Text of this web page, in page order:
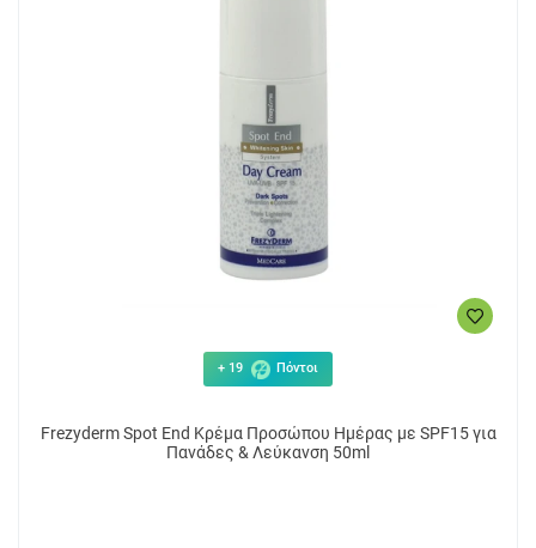
+ 19 Πόντοι
Frezyderm Spot End Κρέμα Προσώπου Ημέρας με SPF15 για
Πανάδες & Λεύκανση 50ml